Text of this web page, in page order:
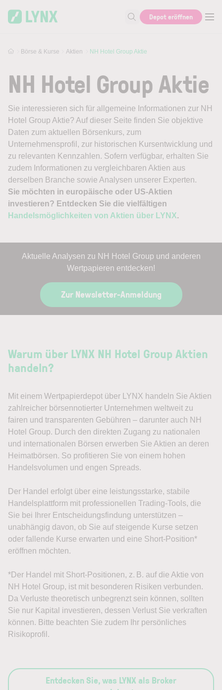
Suche nach Aktie, Autor...
Depot eröffnen
Börse & Kurse Aktien NH Hotel Group Aktie
NH Hotel Group Aktie
Sie interessieren sich für allgemeine Informationen zur NH
Hotel Group Aktie? Auf dieser Seite finden Sie objektive
Daten zum aktuellen Börsenkurs, zum
Unternehmensprofil, zur historischen Kursentwicklung und
zu relevanten Kennzahlen. Sofern verfügbar, erhalten Sie
zudem Informationen zu vergleichbaren Aktien aus
derselben Branche sowie Analysen unserer Experten.
Sie möchten in europäische oder US-Aktien
investieren? Entdecken Sie die vielfältigen
Handelsmöglichkeiten von Aktien über LYNX.
Aktuelle Analysen zu NH Hotel Group und anderen
Wertpapieren entdecken!
Zur Newsletter-Anmeldung
Warum über LYNX NH Hotel Group Aktien
handeln?
Mit einem Wertpapierdepot über LYNX handeln Sie Aktien
zahlreicher börsennotierter Unternehmen weltweit zu
fairen und transparenten Gebühren – darunter auch NH
Hotel Group. Durch den direkten Zugang zu nationalen
und internationalen Börsen erwerben Sie Aktien an deren
Heimatbörsen. So profitieren Sie von einem hohen
Handelsvolumen und engen Spreads.
Der Handel erfolgt über eine leistungsstarke, stabile
Handelsplattform mit professionellen Trading-Tools, die
Sie bei Ihrer Entscheidungsfindung unterstützen –
unabhängig davon, ob Sie auf steigende Kurse setzen
oder fallende Kurse erwarten und eine Short-Position*
eröffnen möchten.
*Der Handel mit Short-Positionen, z. B. auf die Aktie von
NH Hotel Group, ist mit besonderen Risiken verbunden.
Da Verluste theoretisch unbegrenzt sein können, sollten
Sie nur Kapital investieren, dessen Verlust Sie verkraften
können. Bitte beachten Sie zudem Ihr persönliches
Risikoprofil.
Entdecken Sie, was LYNX als Broker